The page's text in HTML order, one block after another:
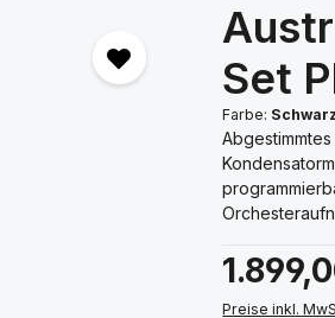
Set
Farbe: Schwarz
Regulärer
Preise inkl.